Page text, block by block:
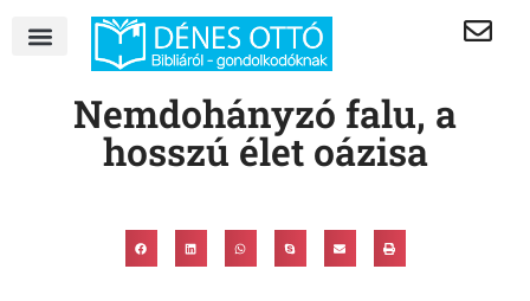
Nemdohányzó falu, a
hosszú élet oázisa